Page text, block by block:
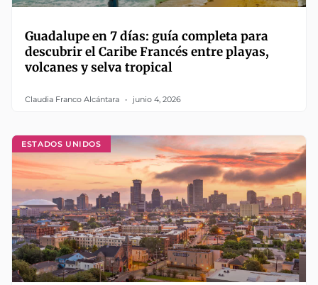
Guadalupe en 7 días: guía completa para
descubrir el Caribe Francés entre playas,
volcanes y selva tropical
Claudia Franco Alcántara junio 4, 2026
ESTADOS UNIDOS